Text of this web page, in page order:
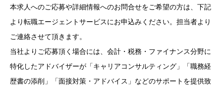
本求人へのご応募や詳細情報へのお問合せをご希望の方は、下記
より転職エージェントサービスにお申込みください。担当者より
ご連絡させて頂きます。
当社よりご応募頂く場合には、会計・税務・ファイナンス分野に
特化したアドバイザーが「キャリアコンサルティング」「職務経
歴書の添削」「面接対策・アドバイス」などのサポートを提供致